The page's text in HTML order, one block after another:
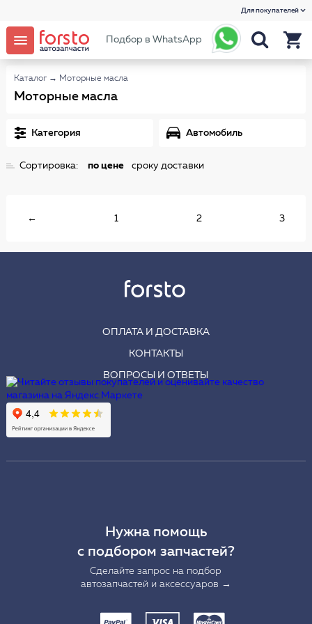
Для покупателей
Подбор в WhatsApp
Каталог → Моторные масла
Моторные масла
Категория Автомобиль
Сортировка: по цене сроку доставки
← 1 2 3
ОПЛАТА И ДОСТАВКА
КОНТАКТЫ
ВОПРОСЫ И ОТВЕТЫ
Нужна помощь
с подбором запчастей?
Сделайте запрос на подбор
автозапчастей и аксессуаров →